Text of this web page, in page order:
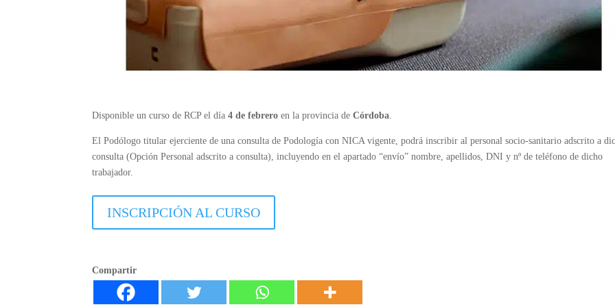
Disponible un curso de RCP el día 4 de febrero en la provincia deCórdoba.
El Podólogo titular ejerciente de una consulta de Podología con NICA vigente, podrá inscribir al personal socio-sanitario adscrito a
consulta (Opción Personal adscrito a consulta), incluyendo en el apartado “envío” nombre, apellidos, DNI y nº de teléfono de dicho
trabajador.
INSCRIPCIÓN AL CURSO
Compartir